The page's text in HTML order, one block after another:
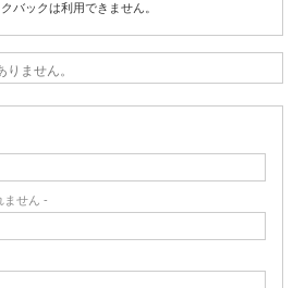
クバックは利用できません。
ません。
ません -